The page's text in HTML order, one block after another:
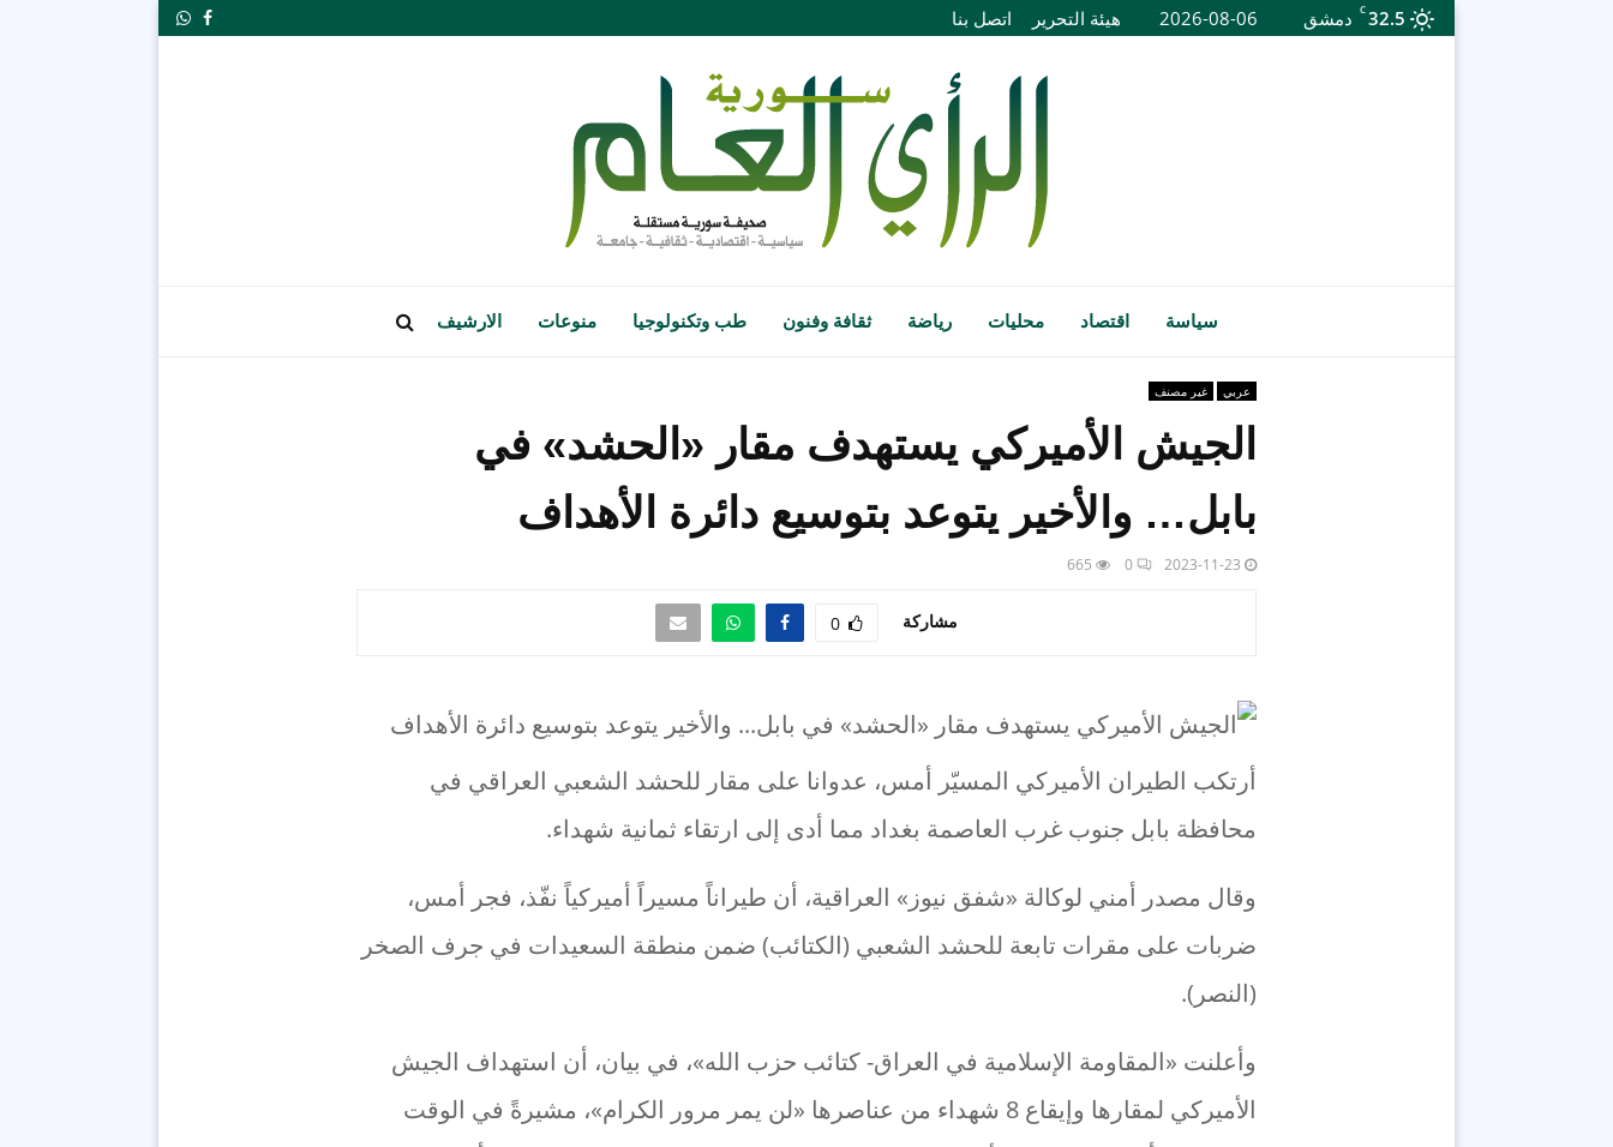
32.5
C دمشق 2026-08-06 هيئة التحرير اتصل بنا Facebook
Whatsapp
سياسة اقتصاد محليات رياضة ثقافة وفنون طب وتكنولوجيا منوعات الارشيف
عربي غير مصنف
الجيش الأميركي يستهدف مقار «الحشد» في
بابل… والأخير يتوعد بتوسيع دائرة الأهداف
2023-11-23
0
665
مشاركة 0
أرتكب الطيران الأميركي المسيّر أمس، عدوانا على مقار للحشد الشعبي العراقي في
محافظة بابل جنوب غرب العاصمة بغداد مما أدى إلى ارتقاء ثمانية شهداء.
وقال مصدر أمني لوكالة «شفق نيوز» العراقية، أن طيراناً مسيراً أميركياً نفّذ، فجر أمس،
ضربات على مقرات تابعة للحشد الشعبي (الكتائب) ضمن منطقة السعيدات في جرف الصخر
(النصر).
وأعلنت «المقاومة الإسلامية في العراق- كتائب حزب الله»، في بيان، أن استهداف الجيش
الأميركي لمقارها وإيقاع 8 شهداء من عناصرها «لن يمر مرور الكرام»، مشيرةً في الوقت